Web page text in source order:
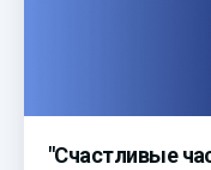
"Счастливые